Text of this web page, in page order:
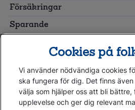
grupp
Leverantörswebb
Försäkringar
Sparande
Kundservice
Hjälp
Cookies på
Vi använder nödvändiga cookies
ska fungera för dig. Det finns
välja som hjälper oss att bli
upplevelse och ger dig relevant